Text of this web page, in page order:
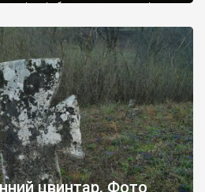
жінку і яблуню, а трохи далі, десь
колії у траві – […]
цвинтар. Фото